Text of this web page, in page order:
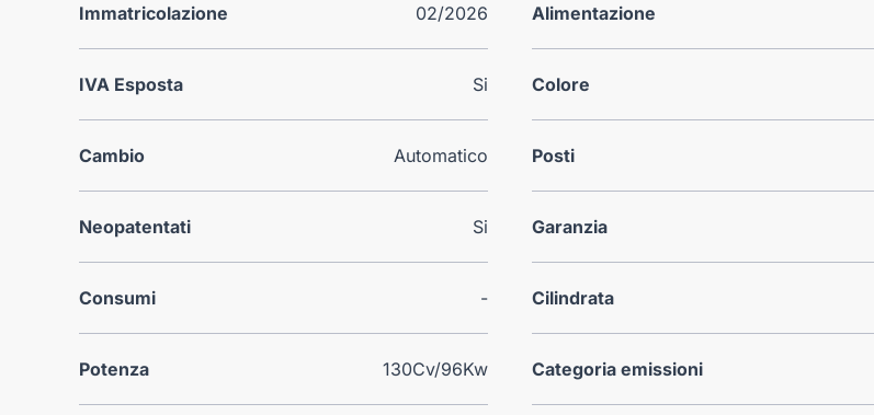
Immatricolazione 02/2026 Alimentazione
IVA Esposta Si Colore
Cambio Automatico Posti
Neopatentati Si Garanzia
Consumi - Cilindrata
Potenza 130Cv/96Kw Categoria emissioni